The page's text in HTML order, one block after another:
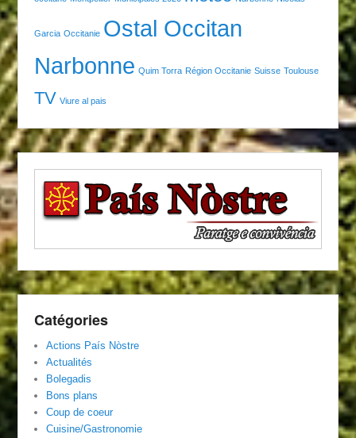
Garcia Occitanie Ostal Occitan
Narbonne Quim Torra Région Occitanie Suisse Toulouse
TV Viure al pais
Catégories
Actions País Nòstre
Actualités
Bolegadis
Bons plans
Coup de coeur
Cuisine/Gastronomie